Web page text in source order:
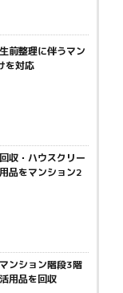
前整理に伴うマン
を対応
収・ハウスクリー
品をマンション2
ンション階段3階
用品を回収